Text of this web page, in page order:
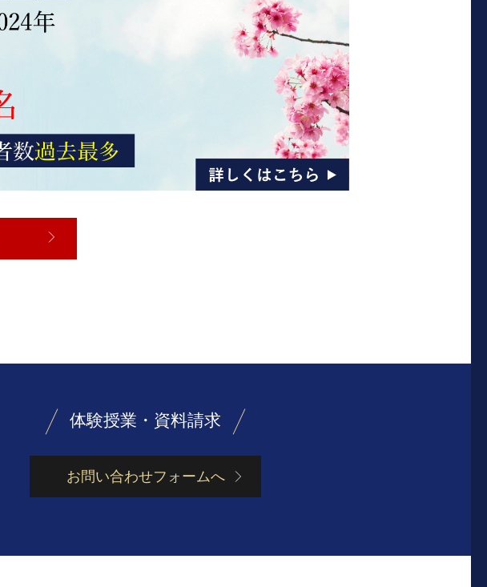
体験授業・資料請求
お問い合わせフォームへ